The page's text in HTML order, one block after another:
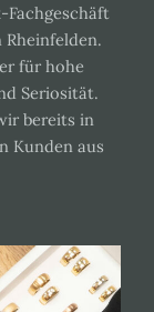
für hohe
Seriosität.
bereits in
Kunden aus